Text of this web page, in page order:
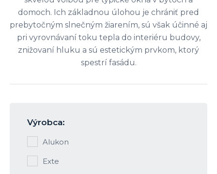
domoch. Ich základnou úlohou je chrániť pred
prebytočným slnečným žiarením, sú však účinné aj
pri vyrovnávaní toku tepla do interiéru budovy,
znižovaní hluku a sú estetickým prvkom, ktorý
spestrí fasádu.
Výrobca:
Alukon
Exte